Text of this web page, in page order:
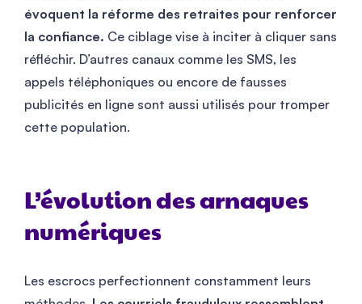
évoquent la réforme des retraites pour renforcer
la confiance. Ce ciblage vise à inciter à cliquer sans
réfléchir. D’autres canaux comme les SMS, les
appels téléphoniques ou encore de fausses
publicités en ligne sont aussi utilisés pour tromper
cette population.
L’évolution des arnaques
numériques
Les escrocs perfectionnent constamment leurs